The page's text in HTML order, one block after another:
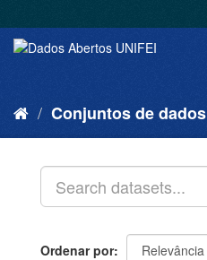
Conjuntos de dados
Ordenar por